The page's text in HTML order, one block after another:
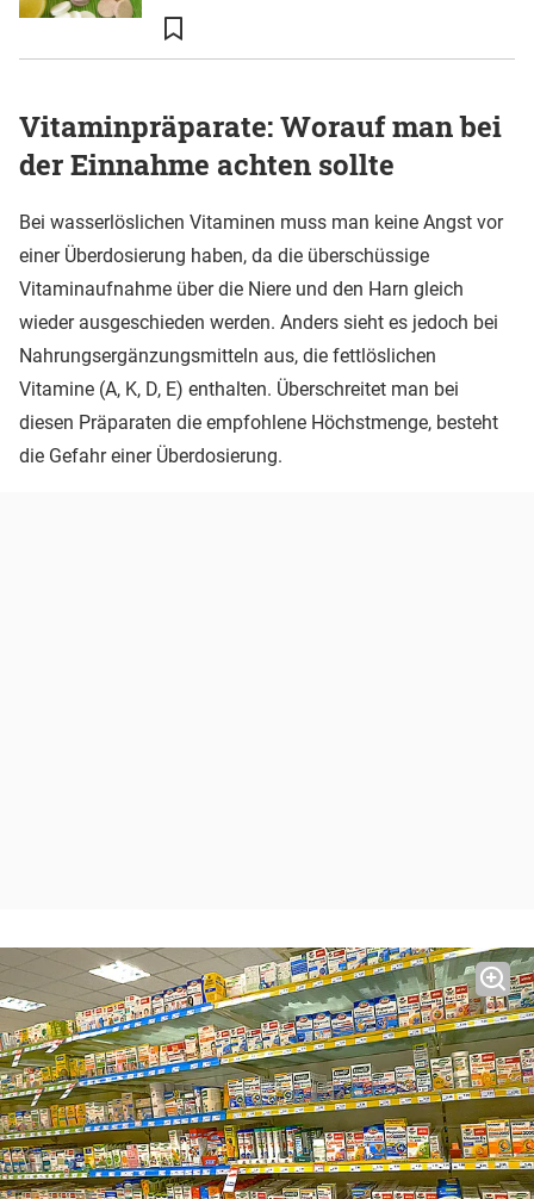
Vitaminpräparate: Worauf man bei
der Einnahme achten sollte
Bei wasserlöslichen Vitaminen muss man keine Angst vor
einer Überdosierung haben, da die überschüssige
Vitaminaufnahme über die Niere und den Harn gleich
wieder ausgeschieden werden. Anders sieht es jedoch bei
Nahrungsergänzungsmitteln aus, die fettlöslichen
Vitamine (A, K, D, E) enthalten. Überschreitet man bei
diesen Präparaten die empfohlene Höchstmenge, besteht
die Gefahr einer Überdosierung.